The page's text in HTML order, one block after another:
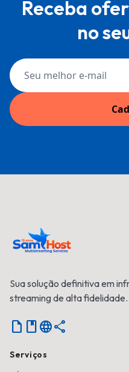
Receba
no
Sua solução definitiva em
streaming de alta fidelidade.
Notebooklanguageshare
Serviços